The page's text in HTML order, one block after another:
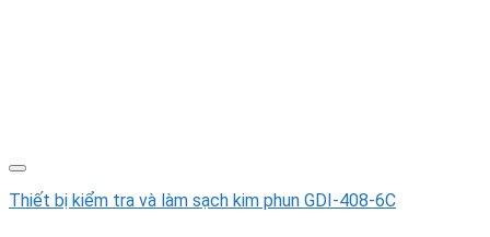
Thiết bị kiểm tra và làm sạch kim phun GDI-408-6C